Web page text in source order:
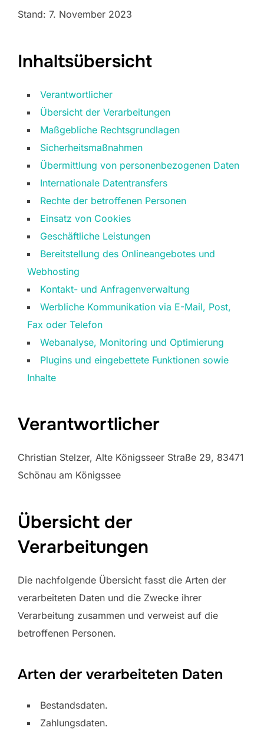
Stand: 7. November 2023
Inhaltsübersicht
Verantwortlicher
Übersicht der Verarbeitungen
Maßgebliche Rechtsgrundlagen
Sicherheitsmaßnahmen
Übermittlung von personenbezogenen Daten
Internationale Datentransfers
Rechte der betroffenen Personen
Einsatz von Cookies
Geschäftliche Leistungen
Bereitstellung des Onlineangebotes und
Webhosting
Kontakt- und Anfragenverwaltung
Werbliche Kommunikation via E-Mail, Post,
Fax oder Telefon
Webanalyse, Monitoring und Optimierung
Plugins und eingebettete Funktionen sowie
Inhalte
Verantwortlicher
Christian Stelzer, Alte Königsseer Straße 29, 83471
Schönau am Königssee
Übersicht der
Verarbeitungen
Die nachfolgende Übersicht fasst die Arten der
verarbeiteten Daten und die Zwecke ihrer
Verarbeitung zusammen und verweist auf die
betroffenen Personen.
Arten der verarbeiteten Daten
Bestandsdaten.
Zahlungsdaten.